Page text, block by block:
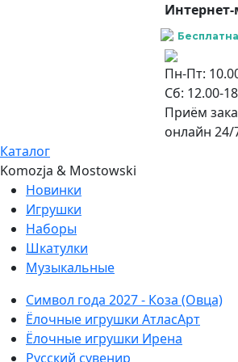
Пн-Пт:
Сб: 12.00-
Приём
онлайн 24/
Каталог
Komozja & Mostowski
Новинки
Игрушки
Наборы
Шкатулки
Музыкальные
Символ года 2027 - Коза (Овца)
Ёлочные игрушки АтласАрт
Ёлочные игрушки Ирена
Русский сувенир